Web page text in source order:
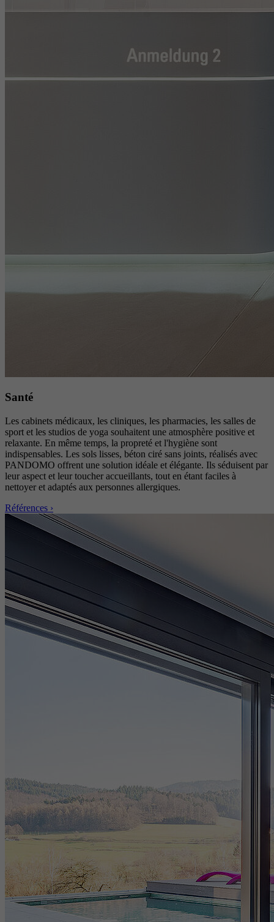
Santé
Les cabinets médicaux, les cliniques, les pharmacies, les salles de
sport et les studios de yoga souhaitent une atmosphère positive et
relaxante. En même temps, la propreté et l'hygiène sont
indispensables. Les sols lisses, béton ciré sans joints, réalisés avec
PANDOMO offrent une solution idéale et élégante. Ils séduisent par
leur aspect et leur toucher accueillants, tout en étant faciles à
nettoyer et adaptés aux personnes allergiques.
Références ›